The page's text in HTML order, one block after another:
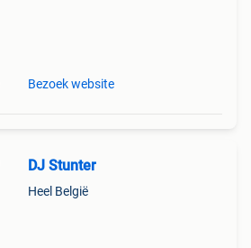
Bezoek website
DJ Stunter
Heel België